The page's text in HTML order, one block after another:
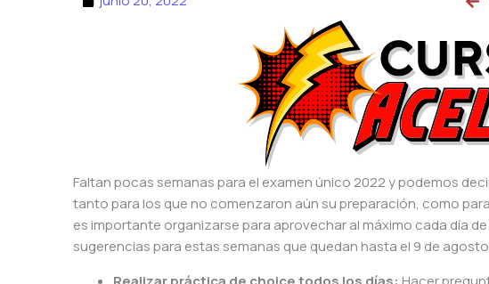
Faltan pocas semanas para el examen único 2022 y podemos
tanto para los que no comenzaron aún su preparación, como
es importante organizarse para aprovechar al máximo cada día
sugerencias para estas semanas que quedan hasta el 9 de